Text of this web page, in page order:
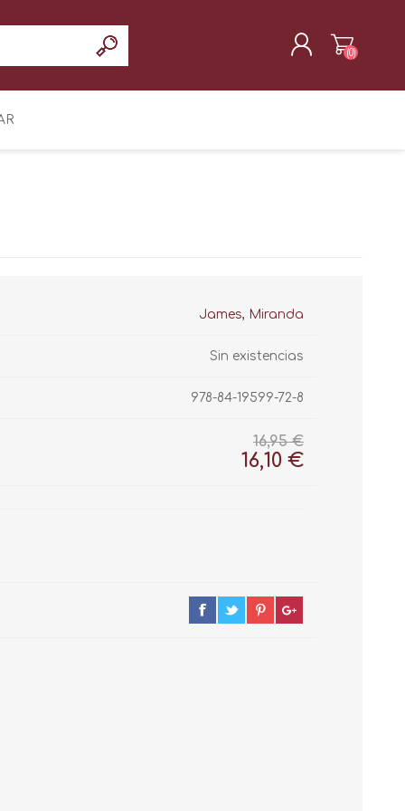
(0)
James, Miranda
Sin existencias
978-84-19599-72-8
16,95 €
16,10 €